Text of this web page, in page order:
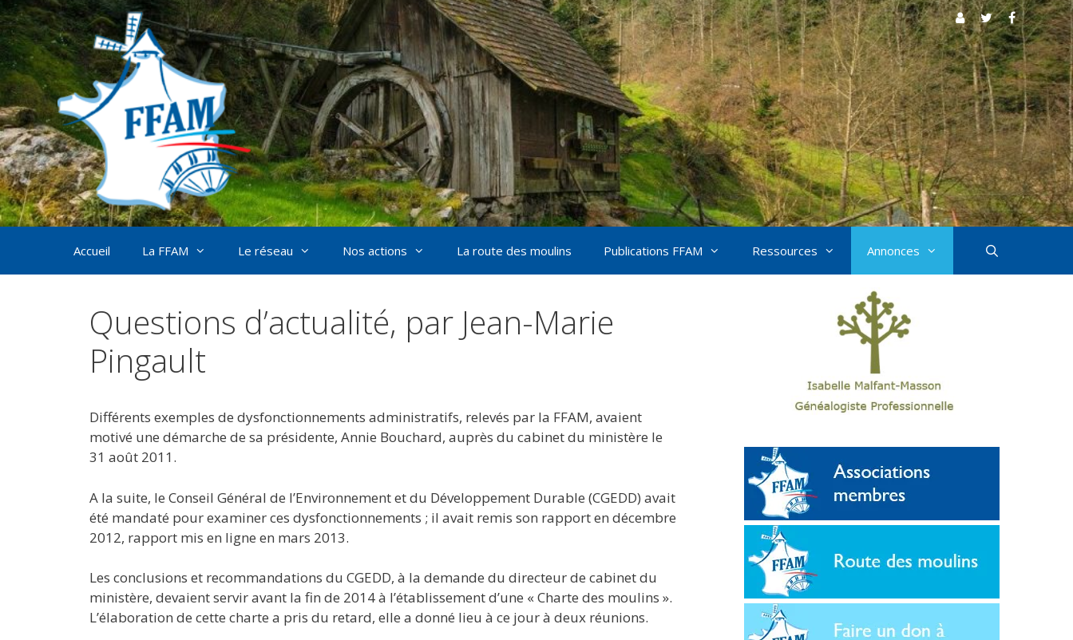
Aller
au
contenu
Accueil La FFAM Le réseau Nos actions La route des moulins Publications FFAM Ressources Annonces
Questions d’actualité, par Jean-Marie
Pingault
Différents exemples de dysfonctionnements administratifs, relevés par la FFAM, avaient
motivé une démarche de sa présidente, Annie Bouchard, auprès du cabinet du ministère le
31 août 2011.
A la suite, le Conseil Général de l’Environnement et du Développement Durable (CGEDD) avait
été mandaté pour examiner ces dysfonctionnements ; il avait remis son rapport en décembre
2012, rapport mis en ligne en mars 2013.
Les conclusions et recommandations du CGEDD, à la demande du directeur de cabinet du
ministère, devaient servir avant la fin de 2014 à l’établissement d’une « Charte des moulins ».
L’élaboration de cette charte a pris du retard, elle a donné lieu à ce jour à deux réunions.